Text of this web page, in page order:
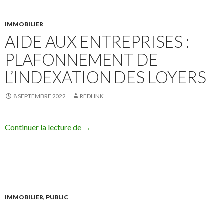
IMMOBILIER
AIDE AUX ENTREPRISES :
PLAFONNEMENT DE
L’INDEXATION DES LOYERS
8 SEPTEMBRE 2022 REDLINK
Continuer la lecture de AIDE AUX ENTREPRISES :
→
IMMOBILIER, PUBLIC